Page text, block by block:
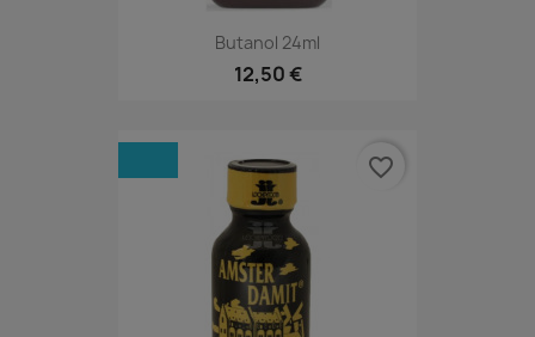
Butanol 24ml
12,50 €
favorite_border